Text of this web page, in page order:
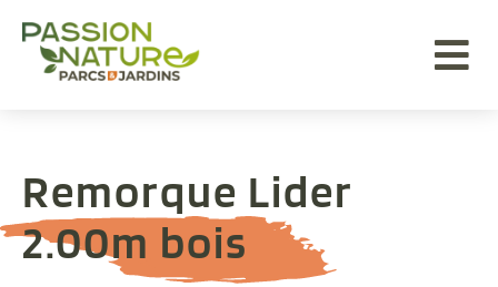
Aller à la recherche
Remorque Lider
2.00m bois